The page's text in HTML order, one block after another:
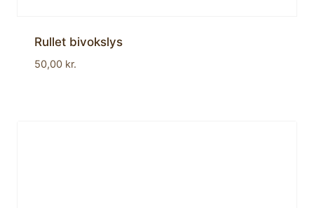
Rullet bivokslys
50,00 kr.